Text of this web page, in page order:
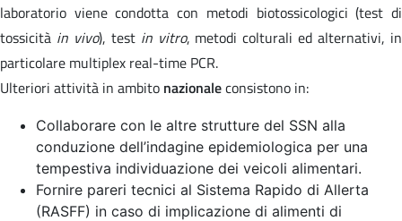
laboratorio viene condotta con metodi biotossicologici (test di
tossicità in vivo), test in vitro, metodi colturali ed alternativi, in
particolare multiplex real-time PCR.
Ulteriori attività in ambito nazionaleconsistono in:
Collaborare con le altre strutture del SSN alla
conduzione dell’indagine epidemiologica per una
tempestiva individuazione dei veicoli alimentari.
Fornire pareri tecnici al Sistema Rapido di Allerta
(RASFF) in caso di implicazione di alimenti di